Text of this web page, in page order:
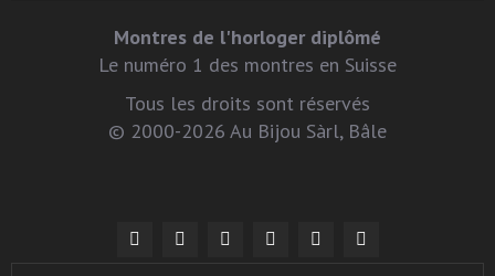
Montres de l'horloger diplômé
Le numéro 1 des montres en Suisse
Tous les droits sont réservés
© 2000-2026 Au Bijou Sàrl, Bâle